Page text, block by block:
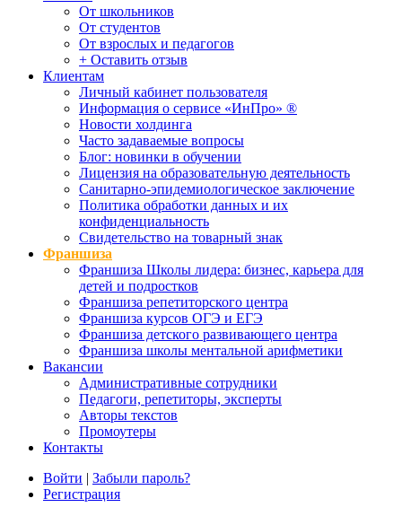
От школьников
От студентов
От взрослых и педагогов
+ Оставить отзыв
Клиентам
Личный кабинет пользователя
Информация о сервисе «ИнПро» ®
Новости холдинга
Часто задаваемые вопросы
Блог: новинки в обучении
Лицензия на образовательную деятельность
Санитарно-эпидемиологическое заключение
Политика обработки данных и их
конфиденциальность
Свидетельство на товарный знак
Франшиза
Франшиза Школы лидера: бизнес, карьера для
детей и подростков
Франшиза репетиторского центра
Франшиза курсов ОГЭ и ЕГЭ
Франшиза детского развивающего центра
Франшиза школы ментальной арифметики
Вакансии
Административные сотрудники
Педагоги, репетиторы, эксперты
Авторы текстов
Промоутеры
Контакты
Войти | Забыли пароль?
Регистрация